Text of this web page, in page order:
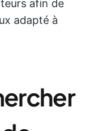
afin de
adapté à